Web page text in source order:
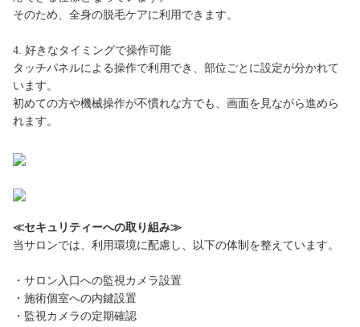
そのため、全身の脱毛ケアに利用できます。
4. 好きなタイミングで操作可能
タッチパネルによる操作で利用でき、部位ごとに設定が分かれて
います。
初めての方や機械操作が不慣れな方でも、画面を見ながら進めら
れます。
≪セキュリティーへの取り組み≫
当サロンでは、利用環境に配慮し、以下の体制を整えています。
・サロン入口への監視カメラ設置
・施術個室への内鍵設置
・監視カメラの定期確認